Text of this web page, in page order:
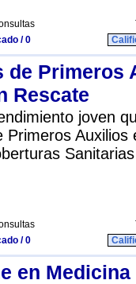
/ 0
de Primeros
Rescate
joven
Primeros Auxilios
/ 0
en Medicina